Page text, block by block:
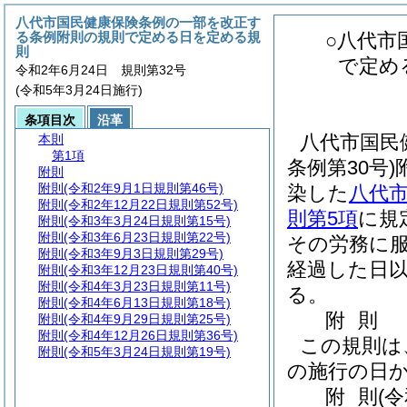
○八代市
で定め
八代市国
条例第30号)
染した 八代
則第5項に規
その労務に
経過した日
る。
附 則
この規則
の施行の日
附 則 (
八代市国民健康保険条例の一部を改正す
る条例附則の規則で定める日を定める規
則
令和2年6月24日 規則第32号
(令和5年3月24日施行)
条項目次
沿革
本則
第1項
附則
附則 (令和2年9月1日規則第46号)
附則 (令和2年12月22日規則第52号)
附則 (令和3年3月24日規則第15号)
附則 (令和3年6月23日規則第22号)
附則 (令和3年9月3日規則第29号)
附則 (令和3年12月23日規則第40号)
附則 (令和4年3月23日規則第11号)
附則 (令和4年6月13日規則第18号)
附則 (令和4年9月29日規則第25号)
附則 (令和4年12月26日規則第36号)
附則 (令和5年3月24日規則第19号)